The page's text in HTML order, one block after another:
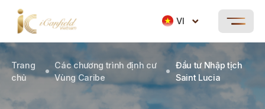
VI
Trang
chủ
Các chương trình định cư
Vùng Caribe
Đầu tư Nhập tịch
Saint Lucia